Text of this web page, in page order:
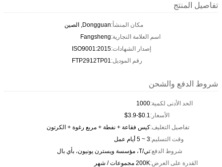
تفاصيل المنتج
مكان المنشأ:Dongguan, الصين
اسم العلامة التجارية:Fangsheng
إصدار الشهادات:ISO9001:2015
رقم الموديل:FTP2912TP01
شروط الدفع والشحن
الحد الأدنى لكمية:1000
الأسعار:$0.1-$3.9
تفاصيل التغليف:كيس فقاعة + نفطة + مربع رغوة + الكرتون
وقت التسليم:3 ~ 5 أيام عمل
شروط الدفع:تي/T، مؤسسة ويسترن يونيون، بأي بال
القدرة على العرض:200K مجموعات / شهر